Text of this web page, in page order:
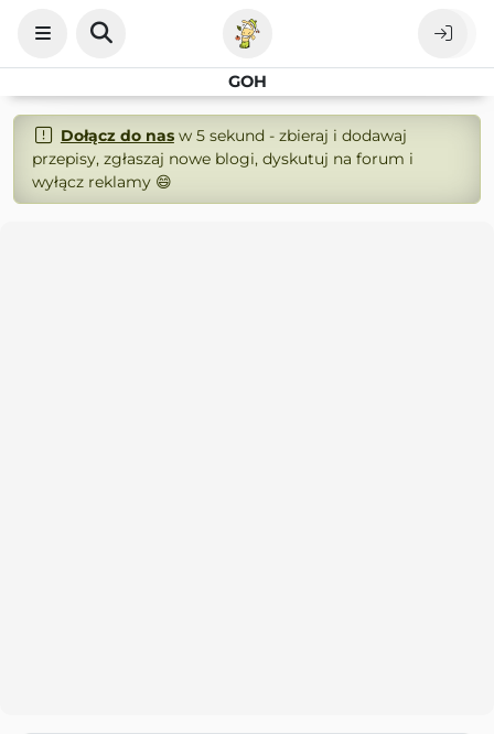
GOH
Dołącz do nasw 5 sekund - zbieraj i dodawaj
przepisy, zgłaszaj nowe blogi, dyskutuj na forum i
wyłącz reklamy 😄